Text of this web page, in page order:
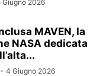
Giugno 2026
MAVEN, la
NASA dedicata
- 4 Giugno 2026